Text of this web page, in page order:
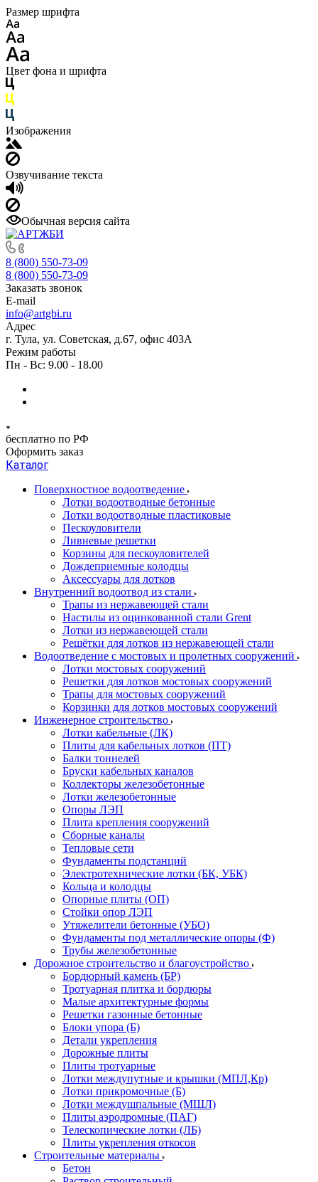
Размер шрифта
Цвет фона и шрифта
Изображения
Озвучивание текста
Обычная версия сайта
8 (800) 550-73-09
8 (800) 550-73-09
Заказать звонок
E-mail
info@artgbi.ru
Адрес
г. Тула, ул. Советская, д.67, офис 403А
Режим работы
Пн - Вс: 9.00 - 18.00
бесплатно по РФ
Оформить заказ
Каталог
Поверхностное водоотведение
Лотки водоотводные бетонные
Лотки водоотводные пластиковые
Пескоуловители
Ливневые решетки
Корзины для пескоуловителей
Дождеприемные колодцы
Аксессуары для лотков
Внутренний водоотвод из стали
Трапы из нержавеющей стали
Настилы из оцинкованной стали Grent
Лотки из нержавеющей стали
Решётки для лотков из нержавеющей стали
Водоотведение с мостовых и пролетных сооружений
Лотки мостовых сооружений
Решетки для лотков мостовых сооружений
Трапы для мостовых сооружений
Корзинки для лотков мостовых сооружений
Инженерное строительство
Лотки кабельные (ЛК)
Плиты для кабельных лотков (ПТ)
Балки тоннелей
Бруски кабельных каналов
Коллекторы железобетонные
Лотки железобетонные
Опоры ЛЭП
Плита крепления сооружений
Сборные каналы
Тепловые сети
Фундаменты подстанций
Электротехнические лотки (БК, УБК)
Кольца и колодцы
Опорные плиты (ОП)
Стойки опор ЛЭП
Утяжелители бетонные (УБО)
Фундаменты под металлические опоры (Ф)
Трубы железобетонные
Дорожное строительство и благоустройство
Бордюрный камень (БР)
Тротуарная плитка и бордюры
Малые архитектурные формы
Решетки газонные бетонные
Блоки упора (Б)
Детали укрепления
Дорожные плиты
Плиты тротуарные
Лотки междупутные и крышки (МПЛ,Кр)
Лотки прикромочные (Б)
Лотки междушпальные (МШЛ)
Плиты аэродромные (ПАГ)
Телескопические лотки (ЛБ)
Плиты укрепления откосов
Строительные материалы
Бетон